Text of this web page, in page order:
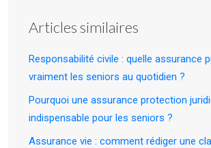
Articles similaires
Responsabilité civile : quelle assurance
vraiment les seniors au quotidien ?
Pourquoi une assurance protection
indispensable pour les seniors ?
Assurance vie : comment rédiger une